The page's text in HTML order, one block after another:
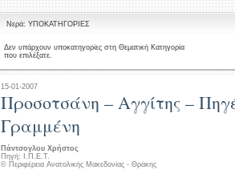
Νερά: ΥΠΟΚΑΤΗΓΟΡΙΕΣ
Δεν υπάρχουν υποκατηγορίες στη Θεματική Κατηγορία
που επιλέξατε.
15-01-2007
Προσοτσάνη – Αγγίτης –
Γραμμένη
Πάντσογλου Χρήστος
Πηγή: Ι.Π.Ε.Τ.
© Περιφέρεια Ανατολικής Μακεδονίας - Θράκης